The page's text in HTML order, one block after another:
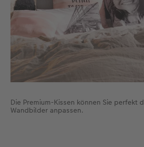
Die Premium-Kissen können Sie perfekt
Wandbilder anpassen.